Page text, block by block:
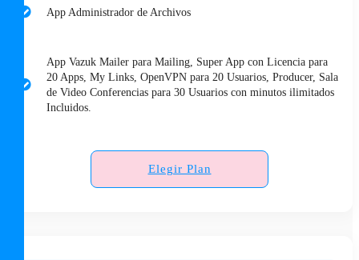
App Administrador de Archivos
App Vazuk Mailer para Mailing, Super App con Licencia para
20 Apps, My Links, OpenVPN para 20 Usuarios, Producer, Sala
de Video Conferencias para 30 Usuarios con minutos ilimitados
Incluidos.
Elegir Plan